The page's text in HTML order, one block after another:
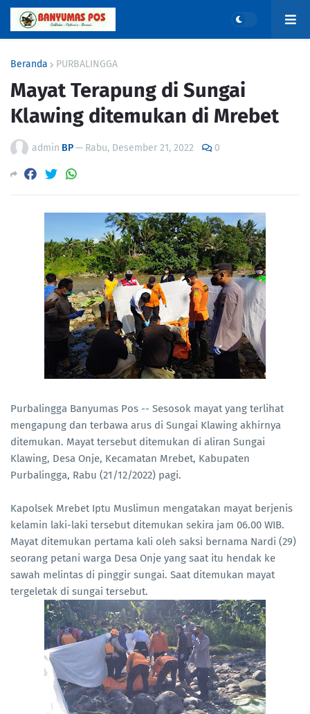
Beranda PURBALINGGA
Mayat Terapung di Sungai
Klawing ditemukan di Mrebet
admin BP— Rabu, Desember 21, 2022 0
Purbalingga Banyumas Pos -- Sesosok mayat yang terlihat
mengapung dan terbawa arus di Sungai Klawing akhirnya
ditemukan. Mayat tersebut ditemukan di aliran Sungai
Klawing, Desa Onje, Kecamatan Mrebet, Kabupaten
Purbalingga, Rabu (21/12/2022) pagi.
Kapolsek Mrebet Iptu Muslimun mengatakan mayat berjenis
kelamin laki-laki tersebut ditemukan sekira jam 06.00 WIB.
Mayat ditemukan pertama kali oleh saksi bernama Nardi (29)
seorang petani warga Desa Onje yang saat itu hendak ke
sawah melintas di pinggir sungai. Saat ditemukan mayat
tergeletak di sungai tersebut.